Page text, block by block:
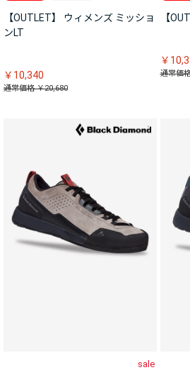
【OUTLET】 ウィメンズ ミッショ
ンLT
￥10,340
通常価格 ￥20,680
【
￥
通常価
sale